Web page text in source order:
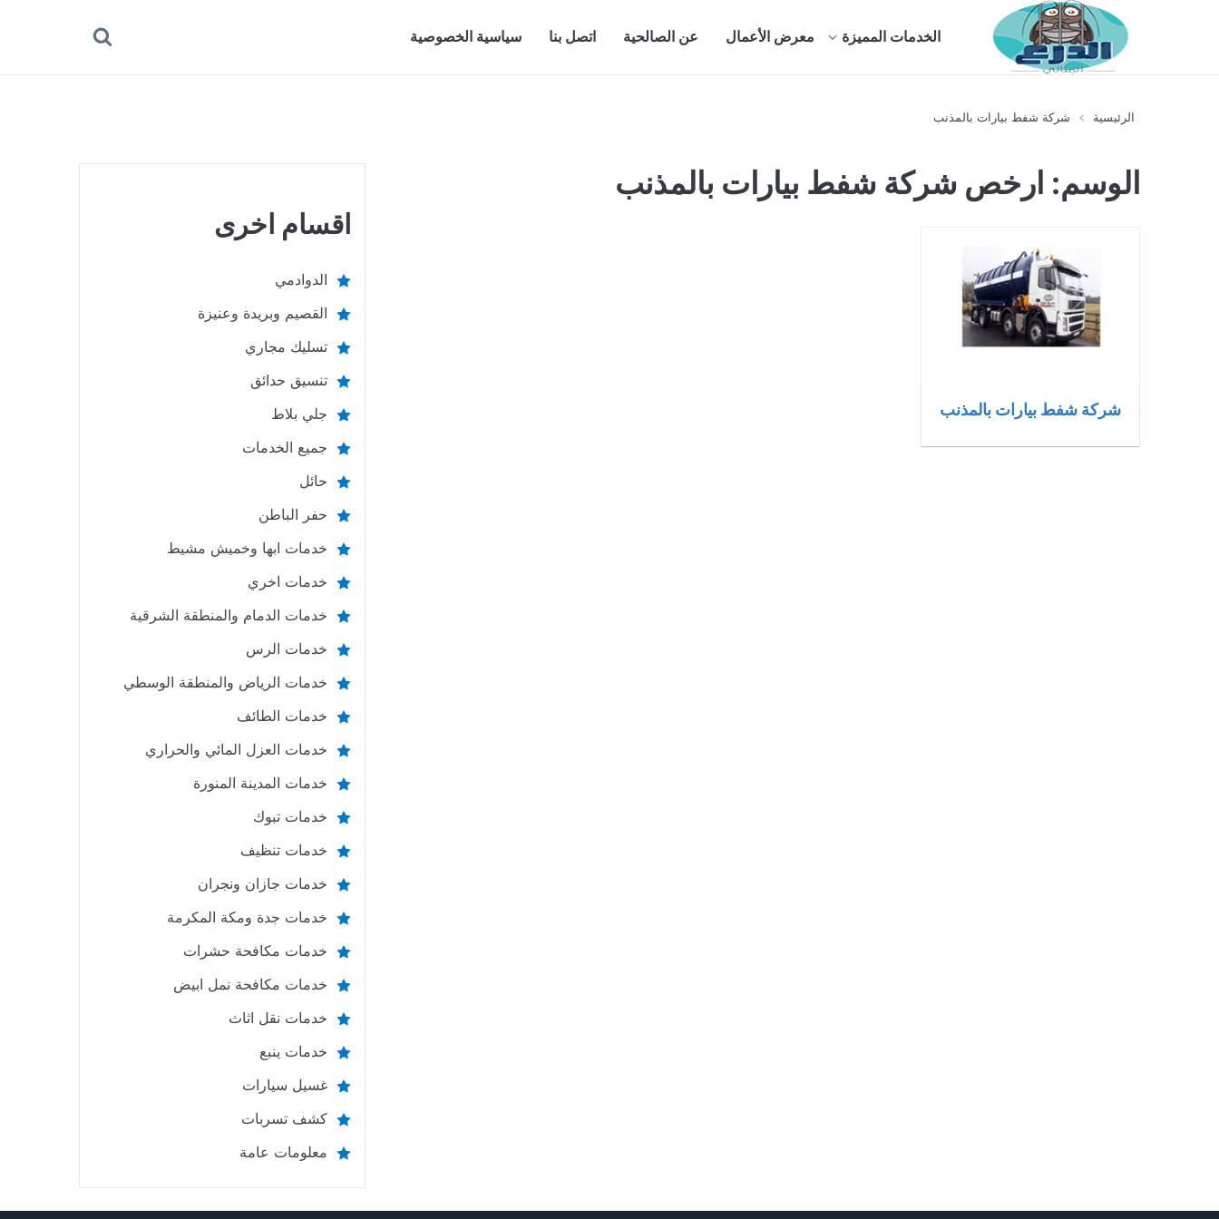
الخدمات المميزة معرض الأعمال عن الصالحية اتصل بنا سياسية الخصوصية
الرئيسية شركة شفط بيارات بالمذنب
الوسم: ارخص شركة شفط بيارات بالمذنب
شركة شفط بيارات بالمذنب
اقسام اخرى
الدوادمي
القصيم وبريدة وعنيزة
تسليك مجاري
تنسيق حدائق
جلي بلاط
جميع الخدمات
حائل
حفر الباطن
خدمات ابها وخميش مشيط
خدمات اخري
خدمات الدمام والمنطقة الشرقية
خدمات الرس
خدمات الرياض والمنطقة الوسطي
خدمات الطائف
خدمات العزل المائي والحراري
خدمات المدينة المنورة
خدمات تبوك
خدمات تنظيف
خدمات جازان ونجران
خدمات جدة ومكة المكرمة
خدمات مكافحة حشرات
خدمات مكافحة نمل ابيض
خدمات نقل اثاث
خدمات ينبع
غسيل سيارات
كشف تسربات
معلومات عامة